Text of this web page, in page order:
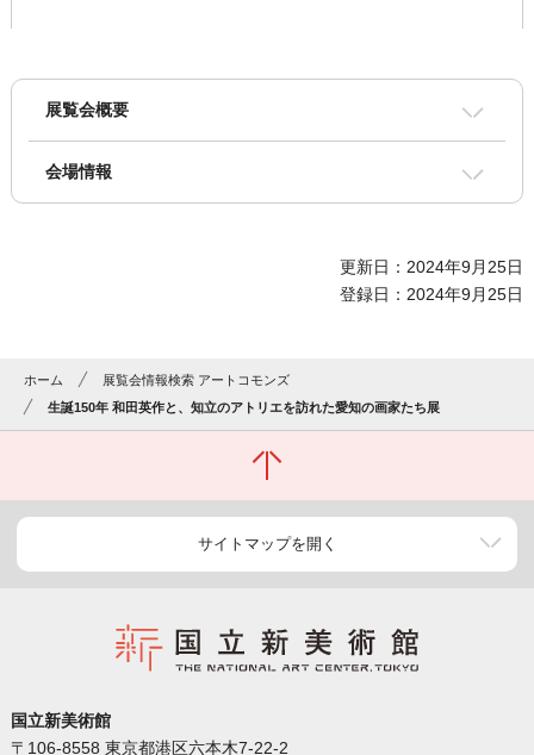
展覧会概要
会場情報
更新日：2024年9月25日
登録日：2024年9月25日
ホーム
展覧会情報検索 アートコモンズ
生誕150年 和田英作と、知立のアトリエを訪れた愛知の画家たち展
サイトマップを開く
国立新美術館
〒106-8558 東京都港区六本木7-22-2